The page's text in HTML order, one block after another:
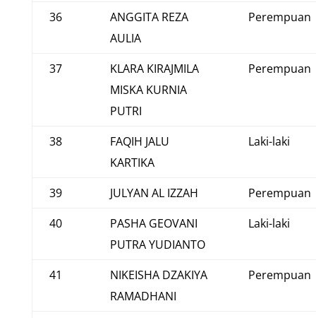
36
ANGGITA REZA
AULIA
Perempuan
37
KLARA KIRAJMILA
MISKA KURNIA
PUTRI
Perempuan
38
FAQIH JALU
KARTIKA
Laki-laki
39 JULYAN AL IZZAH
Perempuan
40
PASHA GEOVANI
PUTRA YUDIANTO
Laki-laki
41
NIKEISHA DZAKIYA
RAMADHANI
Perempuan